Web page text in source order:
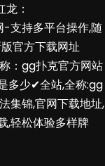
：
持多平台操作,随
官方下载网址
：gg扑克官方网站
多少✔全站,全称:gg
集锦,官网下载地址,
,轻松体验多样牌